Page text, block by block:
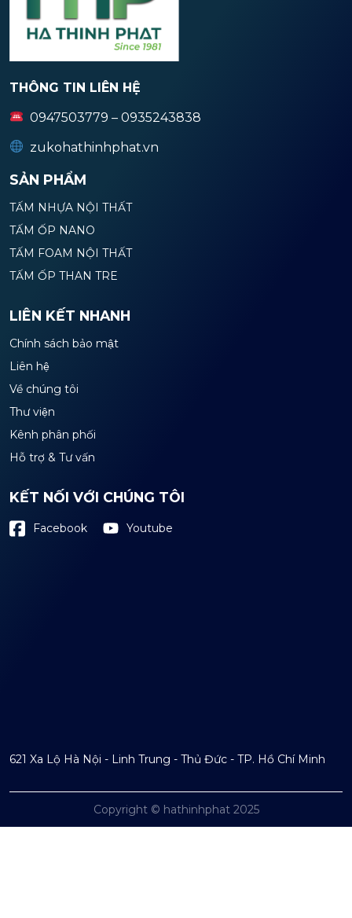
THÔNG TIN LIÊN HỆ
0947503779 – 0935243838
zukohathinhphat.vn
SẢN PHẨM
TẤM NHỰA NỘI THẤT
TẤM ỐP NANO
TẤM FOAM NỘI THẤT
TẤM ỐP THAN TRE
LIÊN KẾT NHANH
Chính sách bảo mật
Liên hệ
Về chúng tôi
Thư viện
Kênh phân phối
Hỗ trợ & Tư vấn
KẾT NỐI VỚI CHÚNG TÔI
Facebook Youtube
621 Xa Lộ Hà Nội - Linh Trung - Thủ Đức - TP. Hồ Chí Minh
Copyright © hathinhphat 2025